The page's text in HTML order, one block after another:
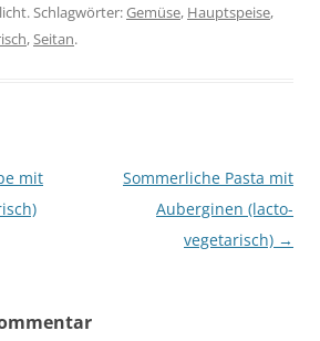
Schlagwörter:Gemüse, Hauptspeise,
,Seitan.
mit
Sommerliche Pasta mit
Auberginen (lacto-
vegetarisch) →